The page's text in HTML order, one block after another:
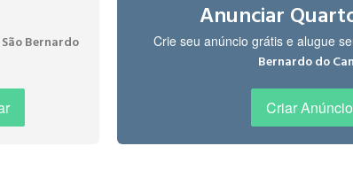
Bernardo
Anunciar
Crie seu anúncio grátis e alugue
Bernardo do
Criar